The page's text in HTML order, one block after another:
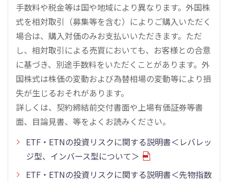
手数料や税金等は国や地域により異なります。外国株
式を相対取引（募集等を含む）によりご購入いただく
場合は、購入対価のみお支払いいただきます。ただ
し、相対取引による売買においても、お客様との合意
に基づき、別途手数料をいただくことがあります。外
国株式は株価の変動および為替相場の変動等により損
失が生じるおそれがあります。
詳しくは、契約締結前交付書面や上場有価証券等書
面、目論見書、等をよくお読みください。
ETF・ETNの投資リスクに関する説明書＜レバレッ
ジ型、インバース型について＞
ETF・ETNの投資リスクに関する説明書＜先物指数